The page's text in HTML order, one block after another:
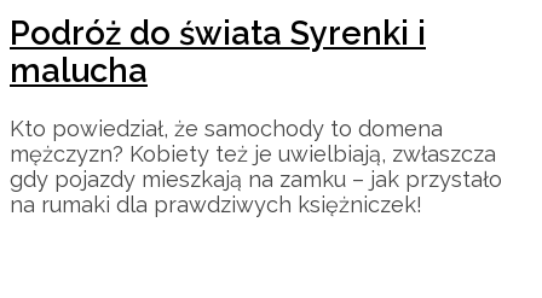
Podróż do świata Syrenki i
malucha
Kto powiedział, że samochody to domena
mężczyzn? Kobiety też je uwielbiają, zwłaszcza
gdy pojazdy mieszkają na zamku – jak przystało
na rumaki dla prawdziwych księżniczek!